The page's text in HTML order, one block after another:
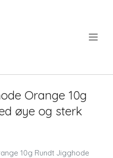
Orange 10g
øye og sterk
10g Rundt Jigghode